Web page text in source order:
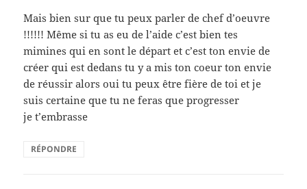
Mais bien sur que tu peux parler de chef d’oeuvre
!!!!!! Même si tu as eu de l’aide c’est bien tes
mimines qui en sont le départ et c’est ton envie de
créer qui est dedans tu y a mis ton coeur ton envie
de réussir alors oui tu peux être fière de toi et je
suis certaine que tu ne feras que progresser
je t’embrasse
RÉPONDRE